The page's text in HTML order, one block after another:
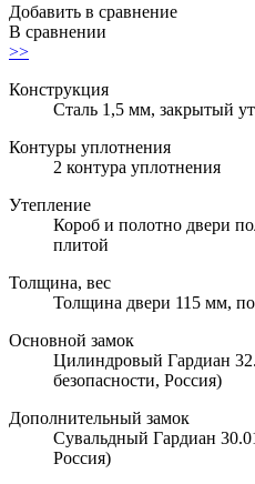
Добавить в сравнение
В сравнении
>>
Конструкция
Сталь 1,5 мм, закрытый
Контуры уплотнения
2 контура уплотнения
Утепление
Короб и полотно двери
плитой
Толщина, вес
Толщина двери 115 мм,
Основной замок
Цилиндровый Гардиан
безопасности, Россия)
Дополнительный замок
Сувальдный Гардиан
Россия)